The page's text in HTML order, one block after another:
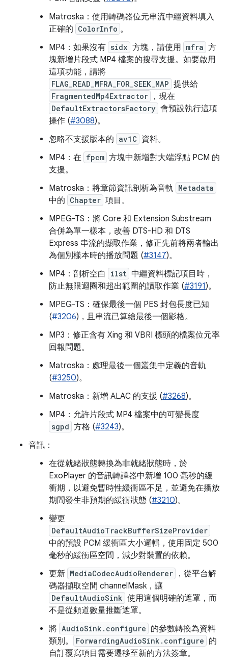
Matroska：使用轉碼器位元串流中繼資料填入
正確的 ColorInfo 。
MP4：如果沒有 sidx 方塊，請使用 mfra 方
塊新增片段式 MP4 檔案的搜尋支援。如要啟用
這項功能，請將
FLAG_READ_MFRA_FOR_SEEK_MAP 提供給
FragmentedMp4Extractor ，現在
DefaultExtractorsFactory 會預設執行這項
操作 (#3088)。
忽略不支援版本的 av1C 資料。
MP4：在 fpcm 方塊中新增對大端浮點 PCM 的
支援。
Matroska：將章節資訊剖析為音軌 Metadata
中的 Chapter 項目。
MPEG-TS：將 Core 和 Extension Substream
合併為單一樣本，改善 DTS-HD 和 DTS
Express 串流的擷取作業，修正先前將兩者輸出
為個別樣本時的播放問題 (#3147)。
MP4：剖析空白
ilst 中繼資料標記項目時，
防止無限迴圈和超出範圍的讀取作業 (#3191)。
MPEG-TS：確保最後一個 PES 封包長度已知
(#3206)，且串流已算繪最後一個影格。
MP3：修正含有 Xing 和 VBRI 標頭的檔案位元率
回報問題。
Matroska：處理最後一個叢集中定義的音軌
(#3250)。
Matroska：新增 ALAC 的支援 (#3268)。
MP4：允許片段式 MP4 檔案中的可變長度
sgpd 方格 (#3243)。
音訊：
在從就緒狀態轉換為非就緒狀態時，於
ExoPlayer 的音訊轉譯器中新增 100 毫秒的緩
衝期，以避免暫時性緩衝區不足，並避免在播放
期間發生非預期的緩衝狀態 (#3210)。
變更
DefaultAudioTrackBufferSizeProvider
中的預設 PCM 緩衝區大小邏輯，使用固定 500
毫秒的緩衝區空間，減少對裝置的依賴。
更新 MediaCodecAudioRenderer
，從平台解
碼器擷取空間 channelMask，讓
DefaultAudioSink 使用這個明確的遮罩，而
不是從頻道數量推斷遮罩。
將 AudioSink.configure 的參數轉換為資料
類別。
ForwardingAudioSink.configure 的
自訂覆寫項目需要遷移至新的方法簽章。